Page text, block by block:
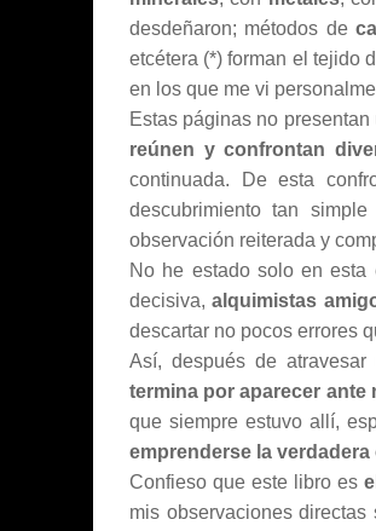
desdeñaron; métodos de
etcétera (*) forman el tejido
en los que me vi
Estas páginas no
reúnen y confrontan
continuada. De esta
descubrimiento tan
observación reiterada y
No he estado solo en esta
decisiva,alquimistas
descartar no pocos errores
Así, después de
termina por aparecer
que siempre estuvo allí,
emprenderse la verdadera
Confieso que este libro es
mis observaciones